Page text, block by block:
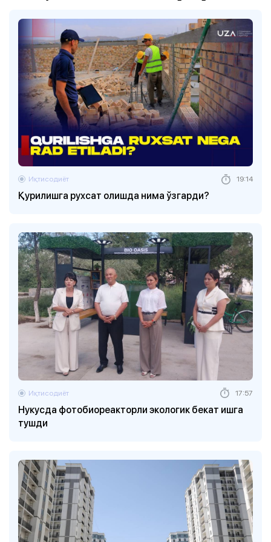
Қурилишга рухсат олишда нима ўзгарди?
Иқтисодиёт 19:14
Нукусда фотобиореакторли экологик бекат ишга
тушди
Иқтисодиёт 17:57